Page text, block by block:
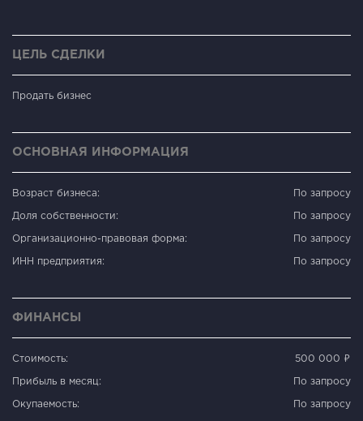
ЦЕЛЬ СДЕЛКИ
Продать бизнес
ОСНОВНАЯ ИНФОРМАЦИЯ
Возраст бизнеса: По запросу
Доля собственности: По запросу
Организационно-правовая форма: По запросу
ИНН предприятия: По запросу
ФИНАНСЫ
Стоимость: 500 000 ₽
Прибыль в месяц: По запросу
Окупаемость: По запросу